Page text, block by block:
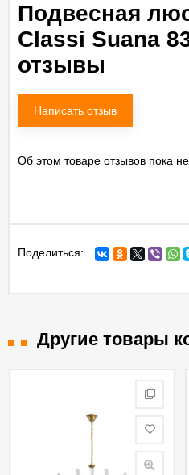
Подвесная
Classi Suana
отзывы
Написать отзыв
Об этом товаре отзывов пока
Поделиться:
Другие товары